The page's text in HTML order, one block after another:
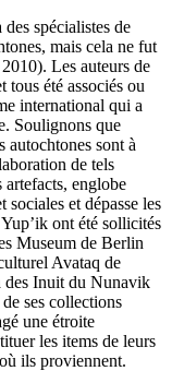
spécialistes de
mais cela ne fut
Les auteurs de
tous été associés ou
international qui a
Soulignons que
autochtones sont à
de tels
englobe
sociales et dépasse les
ont été sollicités
Museum de Berlin
Avataq de
des Inuit du Nunavik
ses collections
une étroite
les items de leurs
ils proviennent.